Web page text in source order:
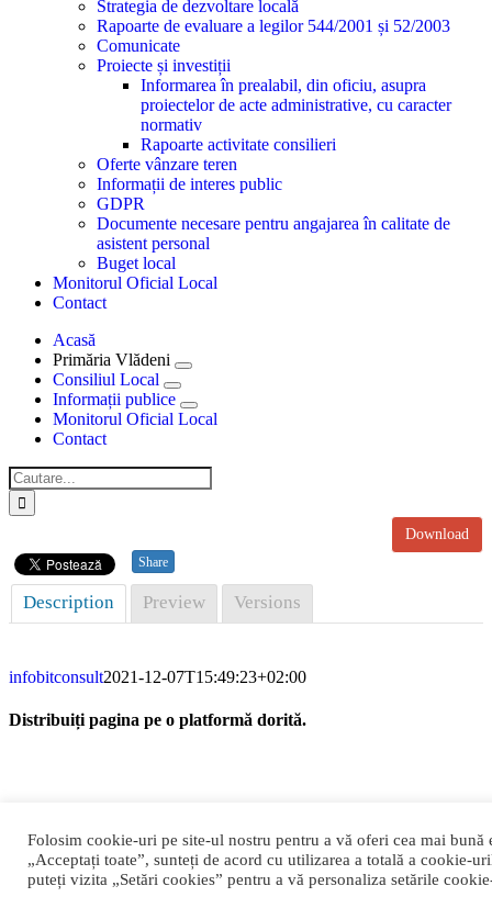
Strategia de dezvoltare locală
Rapoarte de evaluare a legilor 544/2001 și 52/2003
Comunicate
Proiecte și investiții
Informarea în prealabil, din oficiu, asupra
proiectelor de acte administrative, cu caracter
normativ
Rapoarte activitate consilieri
Oferte vânzare teren
Informații de interes public
GDPR
Documente necesare pentru angajarea în calitate de
asistent personal
Buget local
Monitorul Oficial Local
Contact
Acasă
Primăria Vlădeni
Consiliul Local
Informații publice
Monitorul Oficial Local
Contact
Cautare...
Download
Share
Description Preview Versions
infobitconsult2021-12-07T15:49:23+02:00
Distribuiți pagina pe o platformă dorită.
0345 404 679
contact@primariavladeni.ro
Folosim cookie-uri pe site-ul nostru pentru a vă oferi cea mai bună
„Acceptați toate”, sunteți de acord cu utilizarea a totală a cookie-
puteți vizita „Setări cookies” pentru a vă personaliza setările